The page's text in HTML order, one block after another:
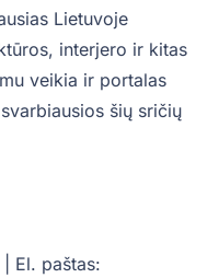
Lietuvoje
interjero ir kitas
veikia ir portalas
šių sričių
El. paštas: